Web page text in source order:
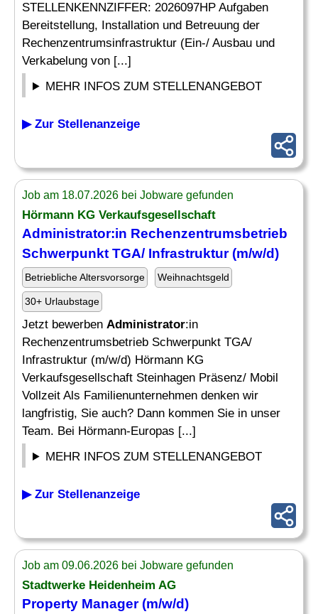
STELLENKENNZIFFER: 2026097HP Aufgaben
Bereitstellung, Installation und Betreuung der
Rechenzentrumsinfrastruktur (Ein-/ Ausbau und
Verkabelung von [...]
MEHR INFOS ZUM STELLENANGEBOT
▶ Zur Stellenanzeige
Job am 18.07.2026 bei Jobware gefunden
Hörmann KG Verkaufsgesellschaft
Administrator:in Rechenzentrumsbetrieb
Schwerpunkt TGA/ Infrastruktur (m/w/d)
Betriebliche Altersvorsorge Weihnachtsgeld
30+ Urlaubstage
Jetzt bewerben Administrator:in
Rechenzentrumsbetrieb Schwerpunkt TGA/
Infrastruktur (m/w/d) Hörmann KG
Verkaufsgesellschaft Steinhagen Präsenz/ Mobil
Vollzeit Als Familienunternehmen denken wir
langfristig, Sie auch? Dann kommen Sie in unser
Team. Bei Hörmann-Europas [...]
MEHR INFOS ZUM STELLENANGEBOT
▶ Zur Stellenanzeige
Job am 09.06.2026 bei Jobware gefunden
Stadtwerke Heidenheim AG
Property Manager (m/w/d)